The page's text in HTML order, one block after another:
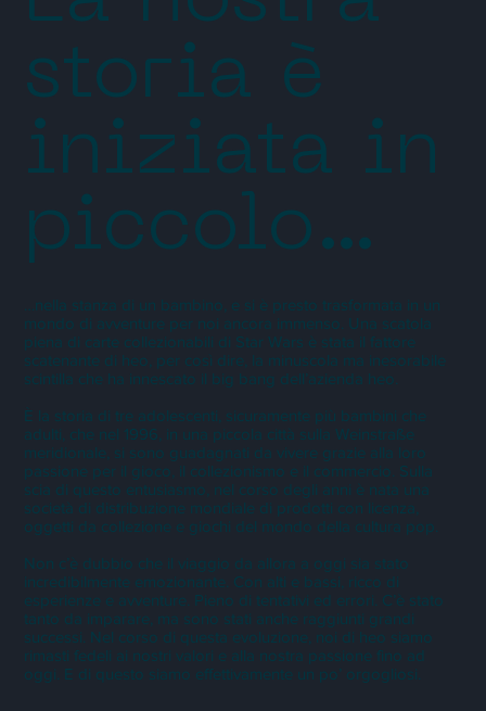
storia è
iniziata in
piccolo…
…nella stanza di un bambino, e si è presto trasformata in un
mondo di avventure per noi ancora immenso. Una scatola
piena di carte collezionabili di Star Wars è stata il fattore
scatenante di heo, per così dire, la minuscola ma inesorabile
scintilla che ha innescato il big bang dell’azienda heo.
È la storia di tre adolescenti, sicuramente più bambini che
adulti, che nel 1996, in una piccola città sulla Weinstraße
meridionale, si sono guadagnati da vivere grazie alla loro
passione per il gioco, il collezionismo e il commercio. Sulla
scia di questo entusiasmo, nel corso degli anni è nata una
società di distribuzione mondiale di prodotti con licenza,
oggetti da collezione e giochi del mondo della cultura pop.
Non c’è dubbio che il viaggio da allora a oggi sia stato
incredibilmente emozionante. Con alti e bassi, ricco di
esperienze e avventure. Pieno di tentativi ed errori. C’è stato
tanto da imparare, ma sono stati anche raggiunti grandi
successi. Nel corso di questa evoluzione, noi di heo siamo
rimasti fedeli ai nostri valori e alla nostra passione fino ad
oggi. E di questo siamo effettivamente un po’ orgogliosi.